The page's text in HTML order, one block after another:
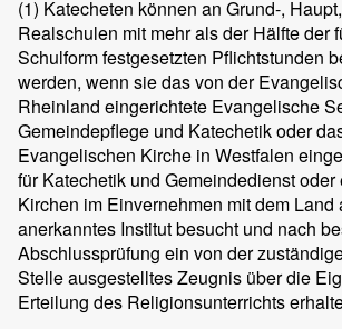
(1) Katecheten können an Grund-,
Realschulen mit mehr als der Hälfte der
Schulform festgesetzten Pflichtstunden
werden, wenn sie das von der
Rheinland eingerichtete Evangelische
Gemeindepflege und Katechetik oder
Evangelischen Kirche in Westfalen
für Katechetik und Gemeindedienst oder
Kirchen im Einvernehmen mit dem
anerkanntes Institut besucht und nach
Abschlussprüfung ein von der
Stelle ausgestelltes Zeugnis über die
Erteilung des Religionsunterrichts